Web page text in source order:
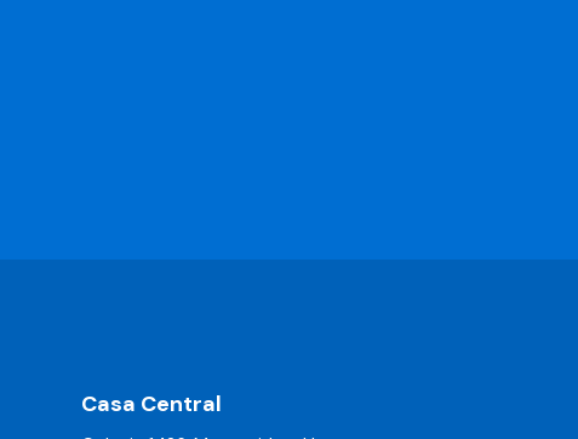
Casa Central